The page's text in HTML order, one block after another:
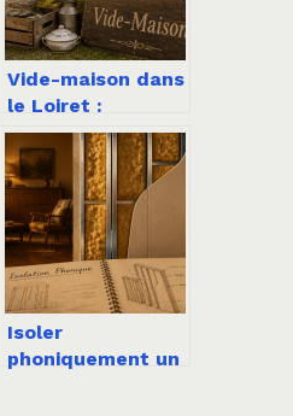
Vide-maison dans
le Loiret :
démarches
légales et
stratégies pour
réussir vos ventes
Isoler
phoniquement un